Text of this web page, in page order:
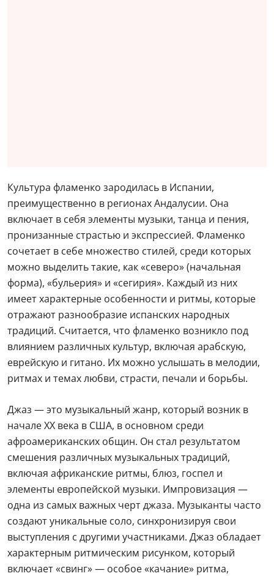
Культура фламенко зародилась в Испании,
преимущественно в регионах Андалусии. Она
включает в себя элементы музыки, танца и пения,
пронизанные страстью и экспрессией. Фламенко
сочетает в себе множество стилей, среди которых
можно выделить такие, как «северо» (начальная
форма), «бульерия» и «сегирия». Каждый из них
имеет характерные особенности и ритмы, которые
отражают разнообразие испанских народных
традиций. Считается, что фламенко возникло под
влиянием различных культур, включая арабскую,
еврейскую и гитано. Их можно услышать в мелодии,
ритмах и темах любви, страсти, печали и борьбы.
Джаз — это музыкальный жанр, который возник в
начале XX века в США, в основном среди
афроамериканских общин. Он стал результатом
смешения различных музыкальных традиций,
включая африканские ритмы, блюз, госпел и
элементы европейской музыки. Импровизация —
одна из самых важных черт джаза. Музыканты часто
создают уникальные соло, синхронизируя свои
выступления с другими участниками. Джаз обладает
характерным ритмическим рисунком, который
включает «свинг» — особое «качание» ритма,